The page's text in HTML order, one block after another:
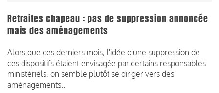
Retraites chapeau : pas de suppression annoncée
mais des aménagements
Alors que ces derniers mois, l'idée d'une suppression de
ces dispositifs étaient envisagée par certains responsables
ministériels, on semble plutôt se diriger vers des
aménagements...